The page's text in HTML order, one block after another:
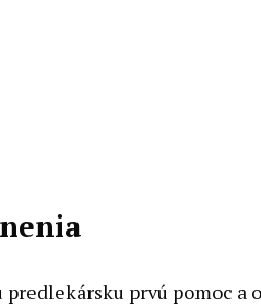
prvú pomoc a